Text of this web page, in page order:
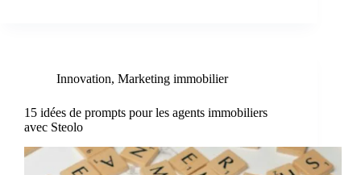
Innovation, Marketing immobilier
15 idées de prompts pour les agents immobiliers
avec Steolo